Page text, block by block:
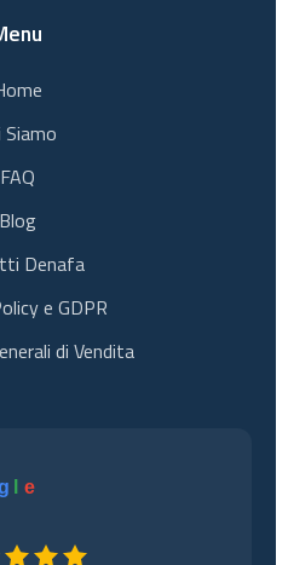
Siamo
FAQ
Blog
Denafa
e GDPR
di Vendita
e